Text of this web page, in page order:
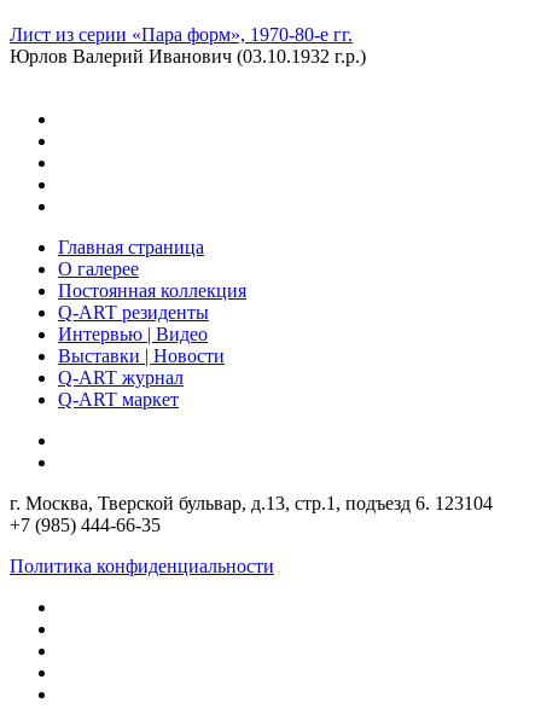
Лист из серии «Пара форм», 1970-80-е гг.
Юрлов Валерий Иванович (03.10.1932 г.р.)
Главная страница
О галерее
Постоянная коллекция
Q-ART резиденты
Интервью | Видео
Выставки | Новости
Q-ART журнал
Q-ART маркет
г. Москва, Тверской бульвар, д.13, стр.1, подъезд 6. 123104
+7 (985) 444-66-35
Политика конфиденциальности